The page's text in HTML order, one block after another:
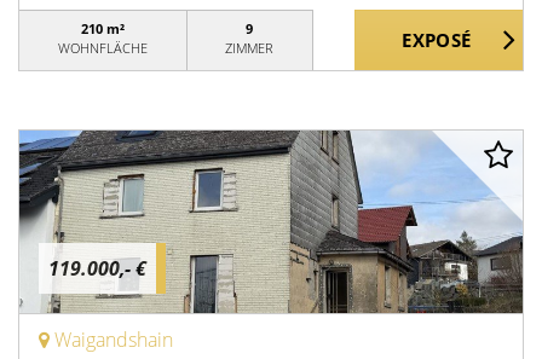
210 m²
WOHNFLÄCHE
9
ZIMMER
119.000,- €
Waigandshain